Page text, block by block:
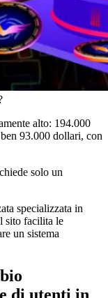
alto: 194.000
93.000 dollari, con
solo un
specializzata in
sito facilita le
un sistema
di utenti in